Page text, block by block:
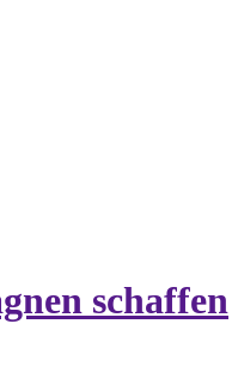
schaffen